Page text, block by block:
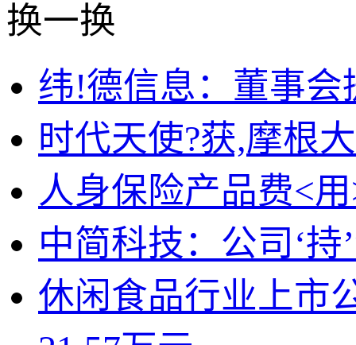
换一换
纬!德信息：董事会
时代天使?获,摩根
人身保险产品费<
中简科技：公司‘
休闲食品行业上市